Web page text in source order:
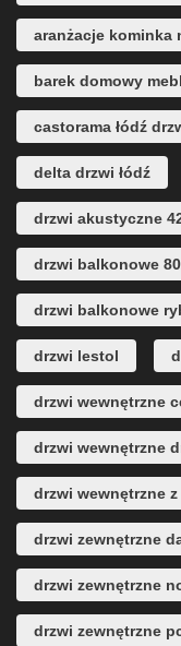
aranżacje kominka
barek domowy
castorama łódź
delta drzwi łódź
drzwi akustyczne
drzwi balkonowe
drzwi balkonowe
drzwi lestol
drzwi wewnętrzne
drzwi wewnętrzne
drzwi wewnętrzne
drzwi zewnętrzne
drzwi zewnętrzne
drzwi zewnętrzne